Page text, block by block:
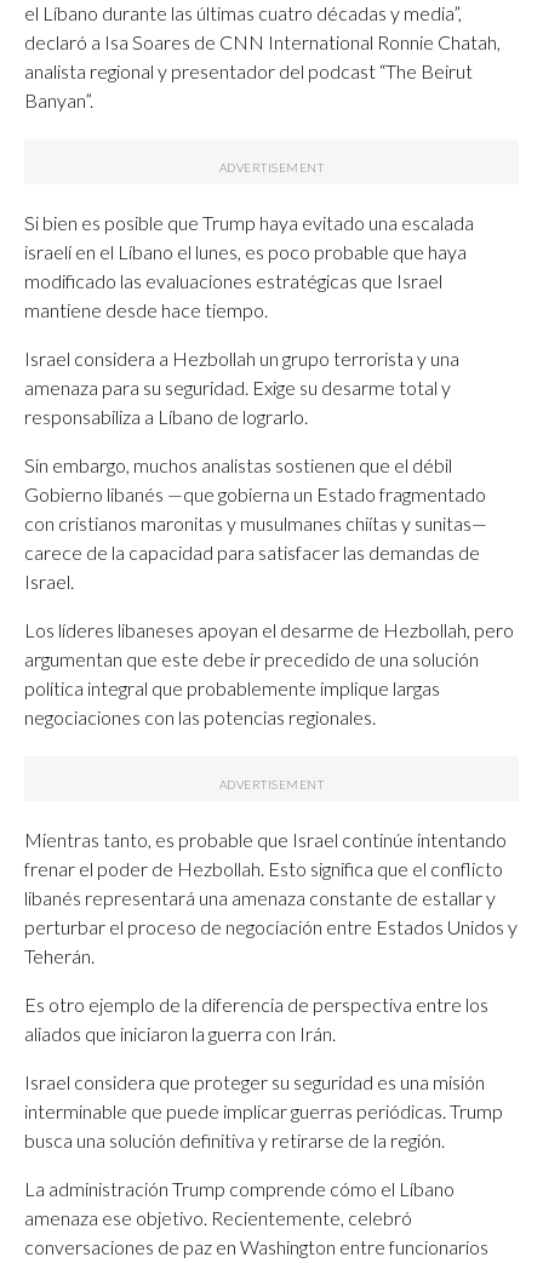
el Líbano durante las últimas cuatro décadas y media”,
declaró a Isa Soares de CNN International Ronnie Chatah,
analista regional y presentador del podcast “The Beirut
Banyan”.
Si bien es posible que Trump haya evitado una escalada
israelí en el Líbano el lunes, es poco probable que haya
modificado las evaluaciones estratégicas que Israel
mantiene desde hace tiempo.
Israel considera a Hezbollah un grupo terrorista y una
amenaza para su seguridad. Exige su desarme total y
responsabiliza a Líbano de lograrlo.
Sin embargo, muchos analistas sostienen que el débil
Gobierno libanés —que gobierna un Estado fragmentado
con cristianos maronitas y musulmanes chiítas y sunitas—
carece de la capacidad para satisfacer las demandas de
Israel.
Los líderes libaneses apoyan el desarme de Hezbollah, pero
argumentan que este debe ir precedido de una solución
política integral que probablemente implique largas
negociaciones con las potencias regionales.
Mientras tanto, es probable que Israel continúe intentando
frenar el poder de Hezbollah. Esto significa que el conflicto
libanés representará una amenaza constante de estallar y
perturbar el proceso de negociación entre Estados Unidos y
Teherán.
Es otro ejemplo de la diferencia de perspectiva entre los
aliados que iniciaron la guerra con Irán.
Israel considera que proteger su seguridad es una misión
interminable que puede implicar guerras periódicas. Trump
busca una solución definitiva y retirarse de la región.
La administración Trump comprende cómo el Líbano
amenaza ese objetivo. Recientemente, celebró
conversaciones de paz en Washington entre funcionarios